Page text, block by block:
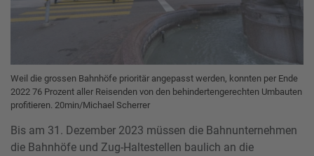
Weil die grossen Bahnhöfe prioritär angepasst werden, konnten per Ende
2022 76 Prozent aller Reisenden von den behindertengerechten Umbauten
profitieren. 20min/Michael Scherrer
Bis am 31. Dezember 2023 müssen die Bahnunternehmen
die Bahnhöfe und Zug-Haltestellen baulich an die